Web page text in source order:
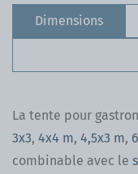
Dimensions
La tente pour
3x3, 4x4 m, 4,5x3 m,
combinable avec le